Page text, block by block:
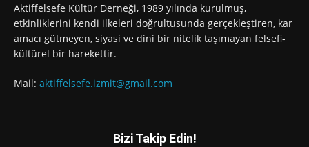
Aktiffelsefe Kültür Derneği, 1989 yılında kurulmuş,
etkinliklerini kendi ilkeleri doğrultusunda gerçekleştiren, kar
amacı gütmeyen, siyasi ve dini bir nitelik taşımayan felsefi-
kültürel bir harekettir.
Mail: aktiffelsefe.izmit@gmail.com
Bizi Takip Edin!